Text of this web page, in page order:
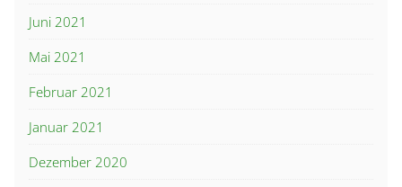
Juni 2021
Mai 2021
Februar 2021
Januar 2021
Dezember 2020